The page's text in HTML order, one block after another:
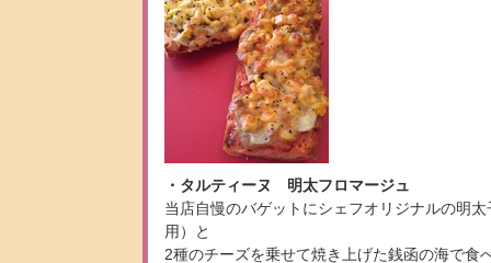
・タルティーヌ 明太フロマージュ
当店自慢のバゲットにシェフオリジナルの明
用）と
2種のチーズを乗せて焼き上げた銭函の海で食